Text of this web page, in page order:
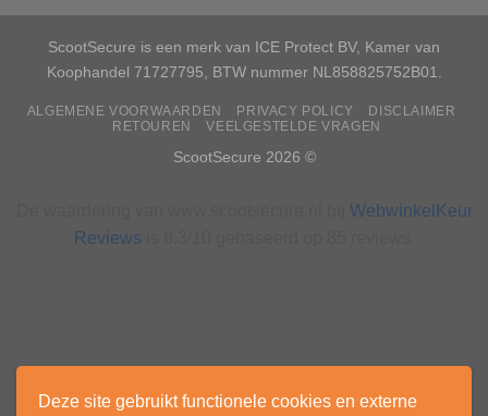
Deze site gebruikt functionele cookies en externe
ScootSecure is een merk van ICE Protect BV, Kamer van
Koophandel 71727795, BTW nummer NL858825752B01.
ALGEMENE VOORWAARDEN PRIVACY POLICY
DISCLAIMER
RETOUREN
VEELGESTELDE VRAGEN
ScootSecure 2026 ©
WebwinkelKeur
Reviews